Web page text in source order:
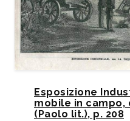
Esposizione
mobile in campo,
(Paolo lit.), p. 208